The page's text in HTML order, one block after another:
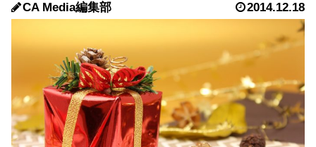
CA Media編集部 2014.12.18